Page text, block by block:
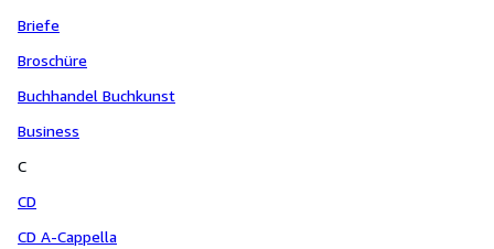
Briefe
Broschüre
Buchhandel Buchkunst
Business
C
CD
CD A-Cappella